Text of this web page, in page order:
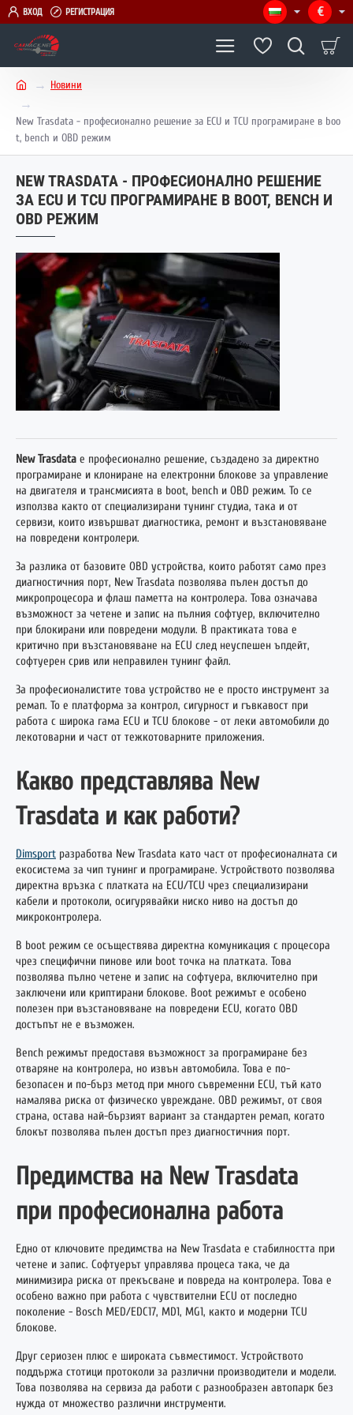
ВХОД РЕГИСТРАЦИЯ €
Новини
New Trasdata - професионално решение за ECU и TCU програмиране в boo
t, bench и OBD режим
NEW TRASDATA - ПРОФЕСИОНАЛНО РЕШЕНИЕ
ЗА ECU И TCU ПРОГРАМИРАНЕ В BOOT, BENCH И
OBD РЕЖИМ
New Trasdata е професионално решение, създадено за директно
програмиране и клониране на електронни блокове за управление
на двигателя и трансмисията в boot, bench и OBD режим. То се
използва както от специализирани тунинг студиа, така и от
сервизи, които извършват диагностика, ремонт и възстановяване
на повредени контролери.
За разлика от базовите OBD устройства, които работят само през
диагностичния порт, New Trasdata позволява пълен достъп до
микропроцесора и флаш паметта на контролера. Това означава
възможност за четене и запис на пълния софтуер, включително
при блокирани или повредени модули. В практиката това е
критично при възстановяване на ECU след неуспешен ъпдейт,
софтуерен срив или неправилен тунинг файл.
За професионалистите това устройство не е просто инструмент за
ремап. То е платформа за контрол, сигурност и гъвкавост при
работа с широка гама ECU и TCU блокове - от леки автомобили до
лекотоварни и част от тежкотоварните приложения.
Какво представлява New
Trasdata и как работи?
Dimsport разработва New Trasdata като част от професионалната си
екосистема за чип тунинг и програмиране. Устройството позволява
директна връзка с платката на ECU/TCU чрез специализирани
кабели и протоколи, осигурявайки ниско ниво на достъп до
микроконтролера.
В boot режим се осъществява директна комуникация с процесора
чрез специфични пинове или boot точка на платката. Това
позволява пълно четене и запис на софтуера, включително при
заключени или криптирани блокове. Boot режимът е особено
полезен при възстановяване на повредени ECU, когато OBD
достъпът не е възможен.
Bench режимът предоставя възможност за програмиране без
отваряне на контролера, но извън автомобила. Това е по-
безопасен и по-бърз метод при много съвременни ECU, тъй като
намалява риска от физическо увреждане. OBD режимът, от своя
страна, остава най-бързият вариант за стандартен ремап, когато
блокът позволява пълен достъп през диагностичния порт.
Предимства на New Trasdata
при професионална работа
Едно от ключовите предимства на New Trasdata е стабилността при
четене и запис. Софтуерът управлява процеса така, че да
минимизира риска от прекъсване и повреда на контролера. Това е
особено важно при работа с чувствителни ECU от последно
поколение - Bosch MED/EDC17, MD1, MG1, както и модерни TCU
блокове.
Друг сериозен плюс е широката съвместимост. Устройството
поддържа стотици протоколи за различни производители и модели.
Това позволява на сервиза да работи с разнообразен автопарк без
нужда от множество различни инструменти.